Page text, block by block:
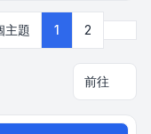
主題 1 2
前往